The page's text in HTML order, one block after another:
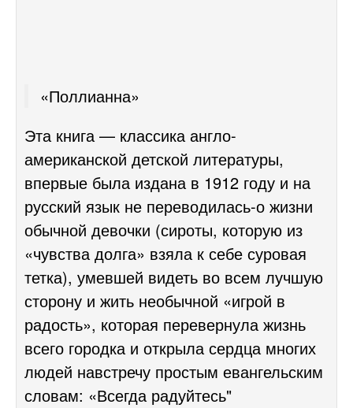
«Поллианна»
Эта книга — классика англо-
американской детской литературы,
впервые была издана в 1912 году и на
русский язык не переводилась-о жизни
обычной девочки (сироты, которую из
«чувства долга» взяла к себе суровая
тетка), умевшей видеть во всем лучшую
сторону и жить необычной «игрой в
радость», которая перевернула жизнь
всего городка и открыла сердца многих
людей навстречу простым евангельским
словам: «Всегда радуйтесь"